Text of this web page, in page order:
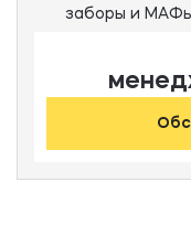
заборы и